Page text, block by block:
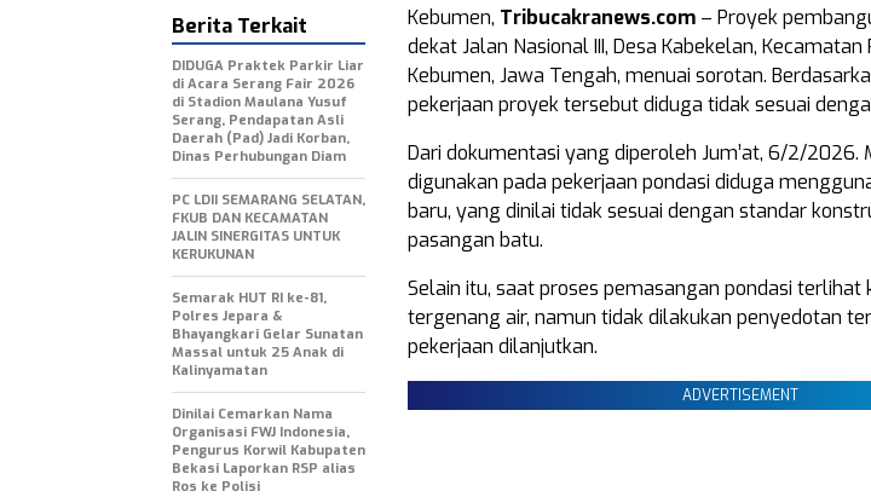
Kebumen, Tribucakranews.com – Proyek
dekat Jalan Nasional III, Desa Kabekelan,
Kebumen, Jawa Tengah, menuai sorotan.
pekerjaan proyek tersebut diduga tidak sesuai
Dari dokumentasi yang diperoleh Jum’at, 6/2/2026.
digunakan pada pekerjaan pondasi diduga
baru, yang dinilai tidak sesuai dengan standar
pasangan batu.
Selain itu, saat proses pemasangan pondasi terlihat
tergenang air, namun tidak dilakukan penyedotan
pekerjaan dilanjutkan.
ADVERTISEMENT
Berita Terkait
DIDUGA Praktek Parkir Liar
di Acara Serang Fair 2026
di Stadion Maulana Yusuf
Serang, Pendapatan Asli
Daerah (Pad) Jadi Korban,
Dinas Perhubungan Diam
PC LDII SEMARANG SELATAN,
FKUB DAN KECAMATAN
JALIN SINERGITAS UNTUK
KERUKUNAN
Semarak HUT RI ke-81,
Polres Jepara &
Bhayangkari Gelar Sunatan
Massal untuk 25 Anak di
Kalinyamatan
Dinilai Cemarkan Nama
Organisasi FWJ Indonesia,
Pengurus Korwil Kabupaten
Bekasi Laporkan RSP alias
Ros ke Polisi